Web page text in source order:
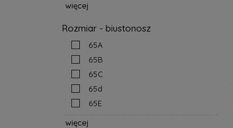
więcej
Rozmiar - biustonosz
65A
65B
65C
65d
65E
więcej